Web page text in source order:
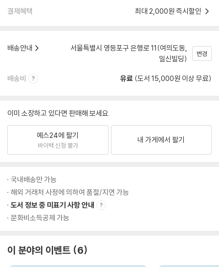
결제혜택 최대 2,000원 즉시할인
배송안내
서울특별시 영등포구 은행로 11(여의도동,
일신빌딩)
변경
배송비 유료 (도서 15,000원 이상 무료)
이미 소장하고 있다면 판매해 보세요.
예스24에 팔기
바이백 신청 불가
내 가게에서 팔기
국내배송만 가능
해외 거래처 사정에 의하여 품절/지연 가능
도서 정보 중 미표기 사항 안내
문화비소득공제 가능
이 분야의 이벤트 6